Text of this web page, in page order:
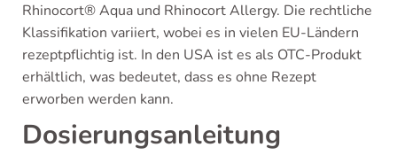
Rhinocort® Aqua und Rhinocort Allergy. Die rechtliche
Klassifikation variiert, wobei es in vielen EU-Ländern
rezeptpflichtig ist. In den USA ist es als OTC-Produkt
erhältlich, was bedeutet, dass es ohne Rezept
erworben werden kann.
Dosierungsanleitung